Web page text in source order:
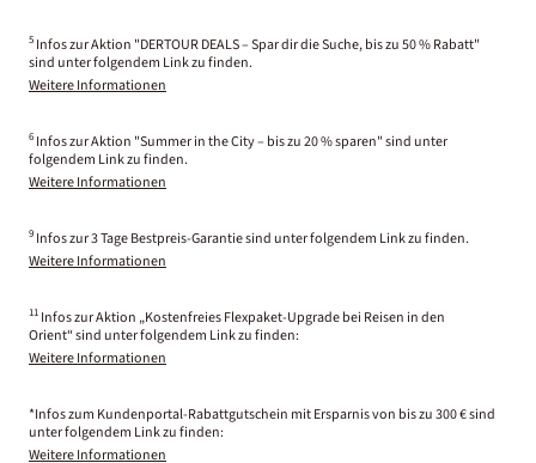
5 Infos zur Aktion "DERTOUR DEALS – Spar dir die Suche, bis zu 50 % Rabatt"
sind unter folgendem Link zu finden.
Weitere Informationen
6 Infos zur Aktion "Summer in the City – bis zu 20 % sparen" sind unter
folgendem Link zu finden.
Weitere Informationen
9 Infos zur 3 Tage Bestpreis-Garantie sind unter folgendem Link zu finden.
Weitere Informationen
11 Infos zur Aktion „Kostenfreies Flexpaket-Upgrade bei Reisen in den
Orient“ sind unter folgendem Link zu finden:
Weitere Informationen
*Infos zum Kundenportal-Rabattgutschein mit Ersparnis von bis zu 300 € sind
unter folgendem Link zu finden:
Weitere Informationen